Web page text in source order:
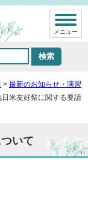
メニュー
> 最新のお知らせ・演習
米友好祭に関する要請
いて